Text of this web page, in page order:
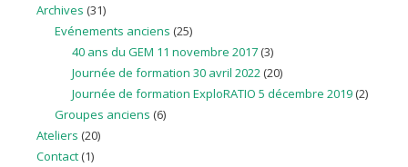
Archives (31)
Evénements anciens (25)
40 ans du GEM 11 novembre 2017 (3)
Journée de formation 30 avril 2022 (20)
Journée de formation ExploRATIO 5 décembre 2019 (2)
Groupes anciens (6)
Ateliers (20)
Contact (1)